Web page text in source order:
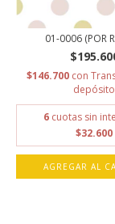
01-0006 (POR
$146.700 con
depósito
6 cuotas sin
$32.600
AGREGAR AL